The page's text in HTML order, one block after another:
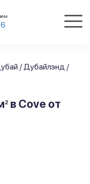
/Дубайлэнд /
2 в Cove от